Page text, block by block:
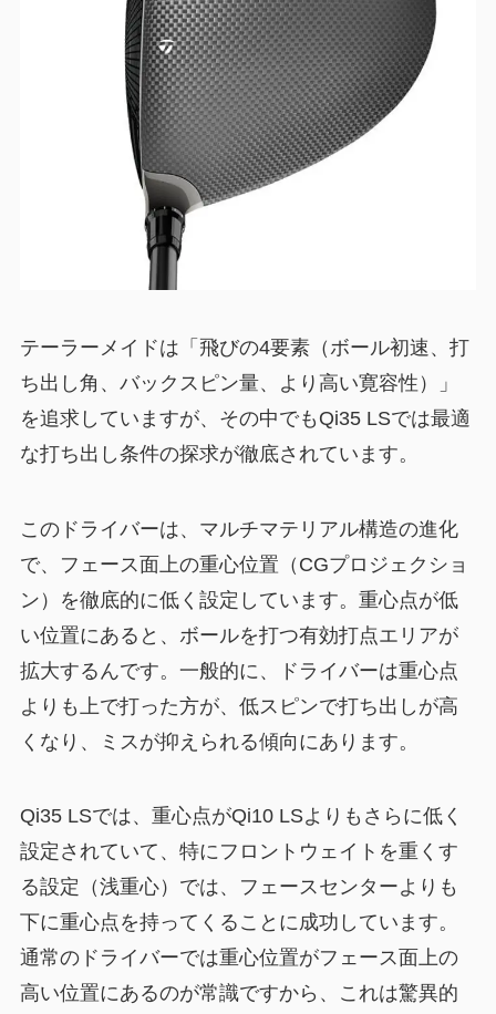
テーラーメイドは「飛びの4要素（ボール初速、打
ち出し角、バックスピン量、より高い寛容性）」
を追求していますが、その中でもQi35 LSでは最適
な打ち出し条件の探求が徹底されています。
このドライバーは、マルチマテリアル構造の進化
で、フェース面上の重心位置（CGプロジェクショ
ン）を徹底的に低く設定しています。重心点が低
い位置にあると、ボールを打つ有効打点エリアが
拡大するんです。一般的に、ドライバーは重心点
よりも上で打った方が、低スピンで打ち出しが高
くなり、ミスが抑えられる傾向にあります。
Qi35 LSでは、重心点がQi10 LSよりもさらに低く
設定されていて、特にフロントウェイトを重くす
る設定（浅重心）では、フェースセンターよりも
下に重心点を持ってくることに成功しています。
通常のドライバーでは重心位置がフェース面上の
高い位置にあるのが常識ですから、これは驚異的